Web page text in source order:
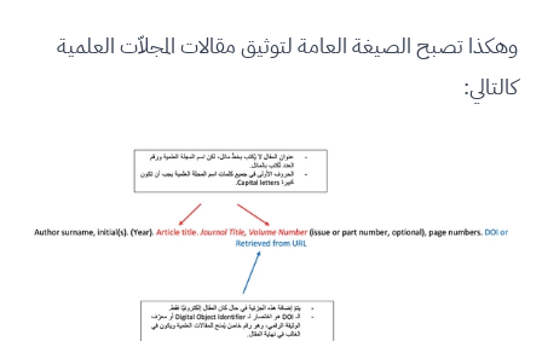
وهكذا تصبح الصيغة العامة لتوثيق مقالات المجلاّت العلمية
كالتالي: